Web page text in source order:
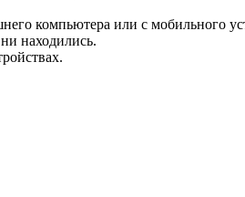
компьютера или с мобильного
находились.